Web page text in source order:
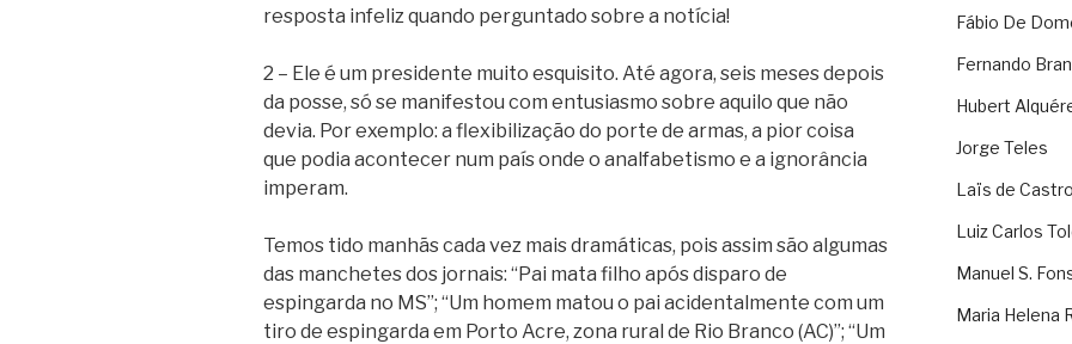
resposta infeliz quando perguntado sobre a notícia!
2 – Ele é um presidente muito esquisito. Até agora, seis meses depois
da posse, só se manifestou com entusiasmo sobre aquilo que não
devia. Por exemplo: a flexibilização do porte de armas, a pior coisa
que podia acontecer num país onde o analfabetismo e a ignorância
imperam.
Temos tido manhãs cada vez mais dramáticas, pois assim são algumas
das manchetes dos jornais: “Pai mata filho após disparo de
espingarda no MS”; “Um homem matou o pai acidentalmente com um
tiro de espingarda em Porto Acre, zona rural de Rio Branco (AC)”; “Um
Fábio De
Fernando
Hubert
Jorge Teles
Laïs de Castro
Luiz Carlos
Manuel S.
Maria Helena